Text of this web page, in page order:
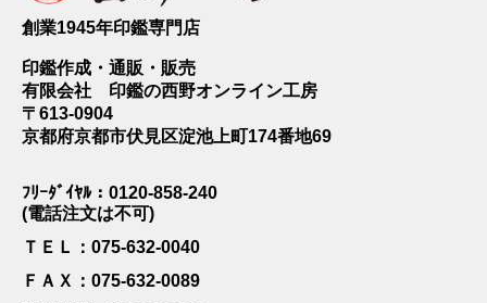
創業1945年印鑑専門店
印鑑作成・通販・販売
有限会社 印鑑の西野オンライン工房
〒613-0904
京都府京都市伏見区淀池上町174番地69
ﾌﾘｰﾀﾞｲﾔﾙ：0120-858-240
(電話注文は不可)
ＴＥＬ：075-632-0040
ＦＡＸ：075-632-0089